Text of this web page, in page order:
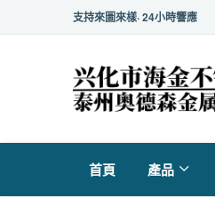
支持來圖來樣· 24小時響應
首頁 產品